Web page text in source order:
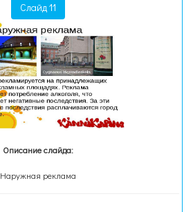
Слайд 11
Описание слайда:
Наружная реклама